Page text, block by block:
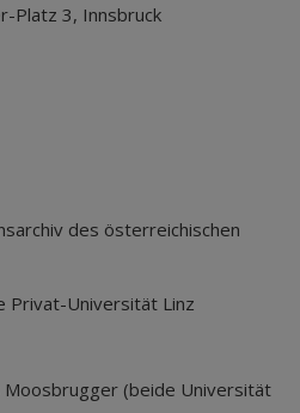
Platz 3, Innsbruck
des österreichischen
Privat-Universität Linz
Moosbrugger (beide Universität